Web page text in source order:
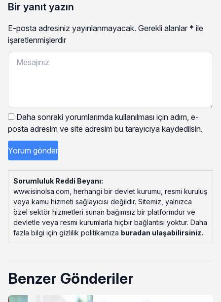
Bir yanıt yazın
E-posta adresiniz yayınlanmayacak. Gerekli alanlar * ile
işaretlenmişlerdir
Daha sonraki yorumlarımda kullanılması için adım, e-
posta adresim ve site adresim bu tarayıcıya kaydedilsin.
Sorumluluk Reddi Beyanı:
www.isinolsa.com, herhangi bir devlet kurumu, resmi kuruluş
veya kamu hizmeti sağlayıcısı değildir. Sitemiz, yalnızca
özel sektör hizmetleri sunan bağımsız bir platformdur ve
devletle veya resmi kurumlarla hiçbir bağlantısı yoktur. Daha
fazla bilgi için gizlilik politikamıza buradan ulaşabilirsiniz.
Benzer Gönderiler